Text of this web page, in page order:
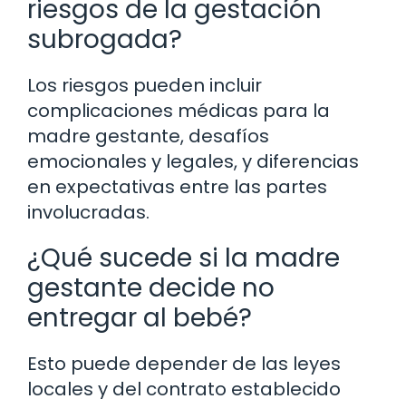
riesgos de la gestación
subrogada?
Los riesgos pueden incluir
complicaciones médicas para la
madre gestante, desafíos
emocionales y legales, y diferencias
en expectativas entre las partes
involucradas.
¿Qué sucede si la madre
gestante decide no
entregar al bebé?
Esto puede depender de las leyes
locales y del contrato establecido